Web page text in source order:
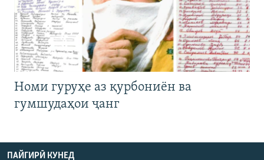
Номи гуруҳе аз қурбониён ва
гумшудаҳои ҷанг
ПАЙГИРӢ КУНЕД